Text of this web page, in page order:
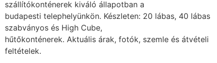
szállítókonténerek kiváló állapotban a
budapesti telephelyünkön. Készleten: 20 lábas, 40 lábas
szabványos és High Cube,
hűtőkonténerek. Aktuális árak, fotók, szemle és átvételi
feltételek.